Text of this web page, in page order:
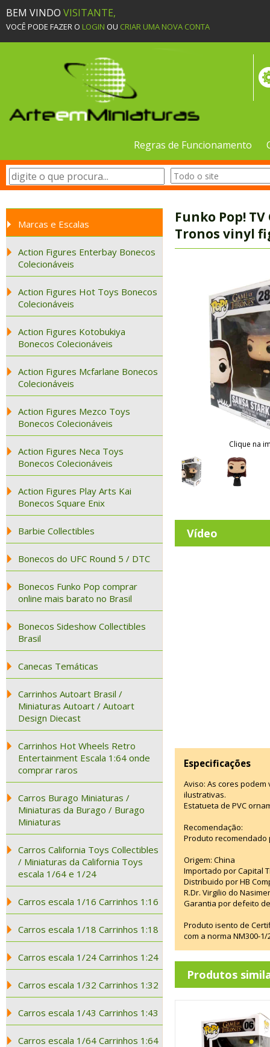
BEM VINDO VISITANTE,
VOCÊ PODE FAZER O LOGIN OU CRIAR UMA NOVA CONTA
Regras de Funcionamento
Marcas e Escalas
Action Figures Enterbay Bonecos
Colecionáveis
Action Figures Hot Toys Bonecos
Colecionáveis
Action Figures Kotobukiya
Bonecos Colecionáveis
Action Figures Mcfarlane Bonecos
Colecionáveis
Action Figures Mezco Toys
Bonecos Colecionáveis
Action Figures Neca Toys
Bonecos Colecionáveis
Action Figures Play Arts Kai
Bonecos Square Enix
Barbie Collectibles
Bonecos do UFC Round 5 / DTC
Bonecos Funko Pop comprar
online mais barato no Brasil
Bonecos Sideshow Collectibles
Brasil
Canecas Temáticas
Carrinhos Autoart Brasil /
Miniaturas Autoart / Autoart
Design Diecast
Carrinhos Hot Wheels Retro
Entertainment Escala 1:64 onde
comprar raros
Carros Burago Miniaturas /
Miniaturas da Burago / Burago
Miniaturas
Carros California Toys Collectibles
/ Miniaturas da California Toys
escala 1/64 e 1/24
Carros escala 1/16 Carrinhos 1:16
Carros escala 1/18 Carrinhos 1:18
Carros escala 1/24 Carrinhos 1:24
Carros escala 1/32 Carrinhos 1:32
Carros escala 1/43 Carrinhos 1:43
Carros escala 1/64 Carrinhos 1:64
Funko Pop!
Tronos vinyl
Clique na
Vídeo
Especificações
Aviso: As cores
ilustrativas.
Estatueta de PVC
Recomendação:
Produto recomendado
Origem: China
Importado por Capital
Distribuido por HB
R.Dr. Virgilio do
Garantia por defeito
Produto isento de
com a norma NM300-
Produtos